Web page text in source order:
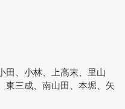
田、小林、上高末、里山
東三成、南山田、本堀、矢